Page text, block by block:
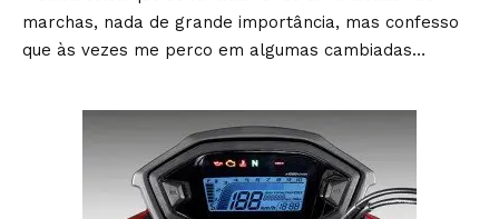
marchas, nada de grande importância, mas confesso
que às vezes me perco em algumas cambiadas…